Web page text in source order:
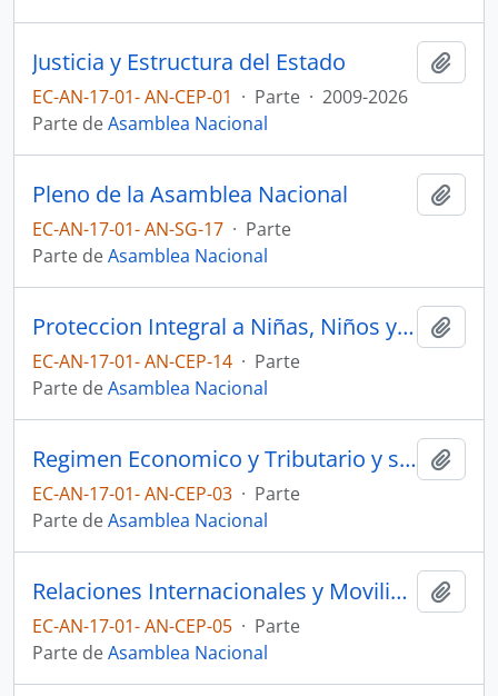
Justicia y Estructura del Estado
EC-AN-17-01- AN-CEP-01 · Parte · 2009-2026
Parte deAsamblea Nacional
Pleno de la Asamblea Nacional
EC-AN-17-01- AN-SG-17 · Parte
Parte deAsamblea Nacional
Proteccion Integral a Niñas, Niños y Adolescentes
EC-AN-17-01- AN-CEP-14 · Parte
Parte deAsamblea Nacional
Regimen Economico y Tributario y su Regulacion y Control
EC-AN-17-01- AN-CEP-03 · Parte
Parte deAsamblea Nacional
Relaciones Internacionales y Movilidad Humana
EC-AN-17-01- AN-CEP-05 · Parte
Parte deAsamblea Nacional